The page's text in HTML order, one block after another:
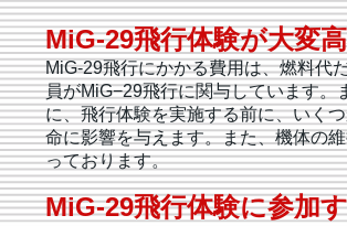
MiG-29飛行体験が大変
MiG-29飛行にかかる費用は、燃料代
員がMiG−29飛行に関与しています。
に、飛行体験を実施する前に、いく
命に影響を与えます。また、機体の
っております。
MiG-29飛行体験に参加